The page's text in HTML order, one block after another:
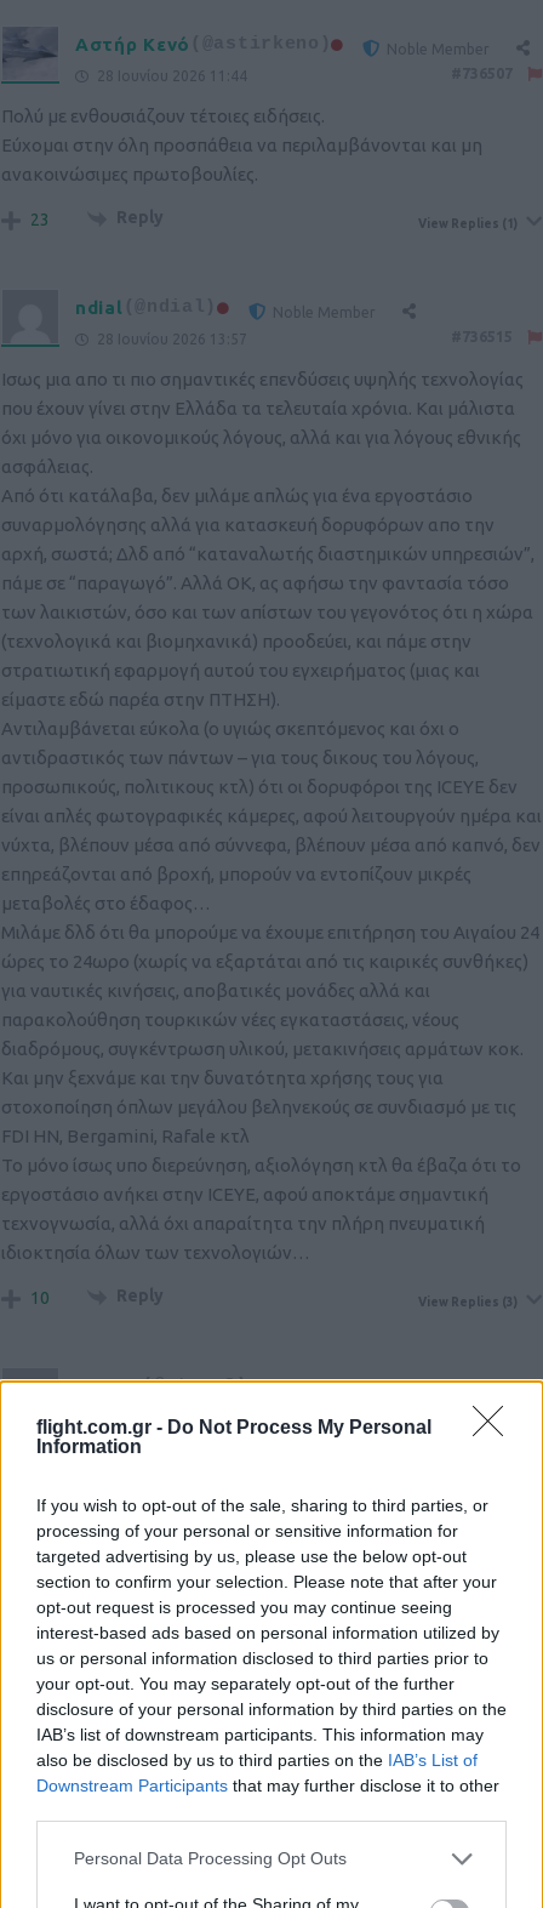
flight.com.gr - Do Not Process My Personal
Information
If you wish to opt-out of the sale, sharing to third parties, or
processing of your personal or sensitive information for
targeted advertising by us, please use the below opt-out
section to confirm your selection. Please note that after your
opt-out request is processed you may continue seeing
interest-based ads based on personal information utilized by
us or personal information disclosed to third parties prior to
your opt-out. You may separately opt-out of the further
disclosure of your personal information by third parties on the
IAB’s list of downstream participants. This information may
also be disclosed by us to third parties on the IAB’s List of
Downstream Participants that may further disclose it to other
Please note that this website/app uses one or more Google
not limited to your visit or usage behaviour. You may click to
Personal Data Processing Opt Outs
I want to opt-out of the Sharing of my
Αστήρ Κενό (@astirkeno)
Noble Member
28 Ιουνίου 2026 11:44
Πολύ με ενθουσιάζουν τέτοιες ειδήσεις.
Εύχομαι στην όλη προσπάθεια να περιλαμβάνονται και μη
ανακοινώσιμες πρωτοβουλίες.
23 Reply View Replies (1)
ndial (@ndial)
Noble Member
28 Ιουνίου 2026 13:57
Ισως μια απο τι πιο σημαντικές επενδύσεις υψηλής τεχνολογίας
που έχουν γίνει στην Ελλάδα τα τελευταία χρόνια. Και μάλιστα
όχι μόνο για οικονομικούς λόγους, αλλά και για λόγους εθνικής
ασφάλειας.
Από ότι κατάλαβα, δεν μιλάμε απλώς για ένα εργοστάσιο
συναρμολόγησης αλλά για κατασκευή δορυφόρων απο την
αρχή, σωστά; Δλδ από “καταναλωτής διαστημικών υπηρεσιών”,
πάμε σε “παραγωγό”. Αλλά ΟΚ, ας αφήσω την φαντασία τόσο
των λαικιστών, όσο και των απίστων του γεγονότος ότι η χώρα
(τεχνολογικά και βιομηχανικά) προοδεύει, και πάμε στην
στρατιωτική εφαρμογή αυτού του εγχειρήματος (μιας και
είμαστε εδώ παρέα στην ΠΤΗΣΗ).
Αντιλαμβάνεται εύκολα (ο υγιώς σκεπτόμενος και όχι ο
αντιδραστικός των πάντων – για τους δικους του λόγους,
προσωπικούς, πολιτικους κτλ) ότι οι δορυφόροι της ICEYE δεν
είναι απλές φωτογραφικές κάμερες, αφού λειτουργούν ημέρα και
νύχτα, βλέπουν μέσα από σύννεφα, βλέπουν μέσα από καπνό, δεν
επηρεάζονται από βροχή, μπορούν να εντοπίζουν μικρές
μεταβολές στο έδαφος…
Μιλάμε δλδ ότι θα μπορούμε να έχουμε επιτήρηση του Αιγαίου 24
ώρες το 24ωρο (χωρίς να εξαρτάται από τις καιρικές συνθήκες)
για ναυτικές κινήσεις, αποβατικές μονάδες αλλά και
παρακολούθηση τουρκικών νέες εγκαταστάσεις, νέους
διαδρόμους, συγκέντρωση υλικού, μετακινήσεις αρμάτων κοκ.
Και μην ξεχνάμε και την δυνατότητα χρήσης τους για
στοχοποίηση όπλων μεγάλου βεληνεκούς σε συνδιασμό με τις
FDI HN, Bergamini, Rafale κτλ
Το μόνο ίσως υπο διερεύνηση, αξιολόγηση κτλ θα έβαζα ότι το
εργοστάσιο ανήκει στην ICEYE, αφού αποκτάμε σημαντική
τεχνογνωσία, αλλά όχι απαραίτητα την πλήρη πνευματική
ιδιοκτησία όλων των τεχνολογιών…
10 Reply View Replies (3)
stepa2(@stepa2)
28 Ιουνίου 2026 14:00
#736516
Αντε με το καλο να δουμε και cape Souda bay ,στην χωρα, σαν
5 Reply
Greek.Aegean(@greek-aegean) Member
#736524
And also in the news: Andrianos Golemis to Become the
First Ever Greek Astronaut
https://greekreporter.com/2026/06/26/first-greek-austronaut-
The Greek government has announced plans to send a Greek